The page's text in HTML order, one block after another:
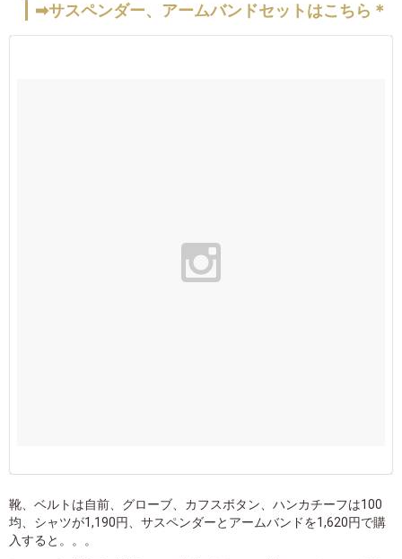
➡サスペンダー、アームバンドセットはこちら＊
靴、ベルトは自前、グローブ、カフスボタン、ハンカチーフは100
均、シャツが1,190円、サスペンダーとアームバンドを1,620円で購
入すると。。。